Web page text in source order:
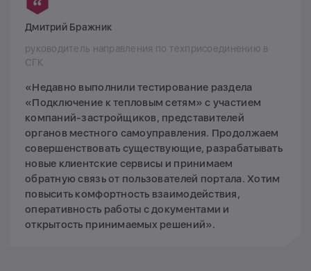
Дмитрий Бражник
руководитель направления по техприсоединению в
СГК
«Недавно выполнили тестирование раздела
«Подключение к тепловым сетям» с участием
компаний-застройщиков, представителей
органов местного самоуправления. Продолжаем
совершенствовать существующие, разрабатывать
новые клиентские сервисы и принимаем
обратную связь от пользователей портала. Хотим
повысить комфортность взаимодействия,
оперативность работы с документами и
открытость принимаемых решений».